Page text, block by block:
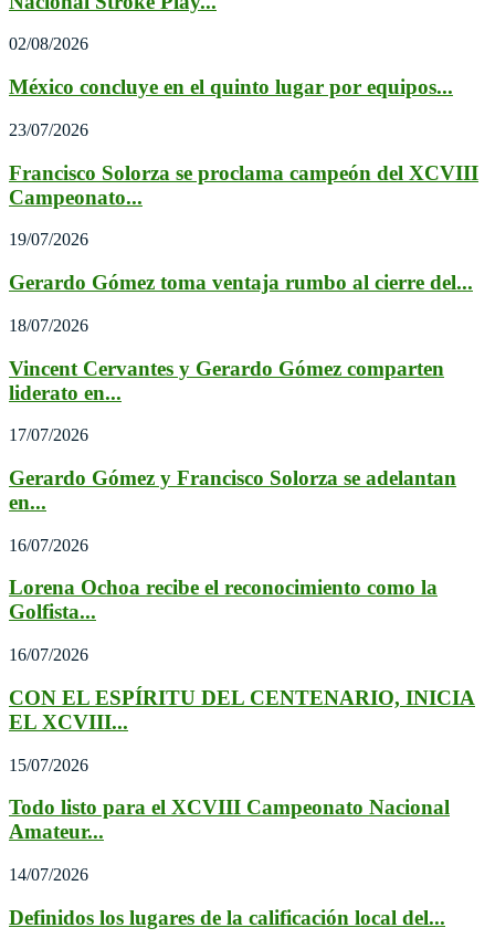
02/08/2026
México concluye en el quinto lugar por equipos...
23/07/2026
Francisco Solorza se proclama campeón del XCVIII
Campeonato...
19/07/2026
Gerardo Gómez toma ventaja rumbo al cierre del...
18/07/2026
Vincent Cervantes y Gerardo Gómez comparten
liderato en...
17/07/2026
Gerardo Gómez y Francisco Solorza se adelantan
en...
16/07/2026
Lorena Ochoa recibe el reconocimiento como la
Golfista...
16/07/2026
CON EL ESPÍRITU DEL CENTENARIO, INICIA
EL XCVIII...
15/07/2026
Todo listo para el XCVIII Campeonato Nacional
Amateur...
14/07/2026
Definidos los lugares de la calificación local del...